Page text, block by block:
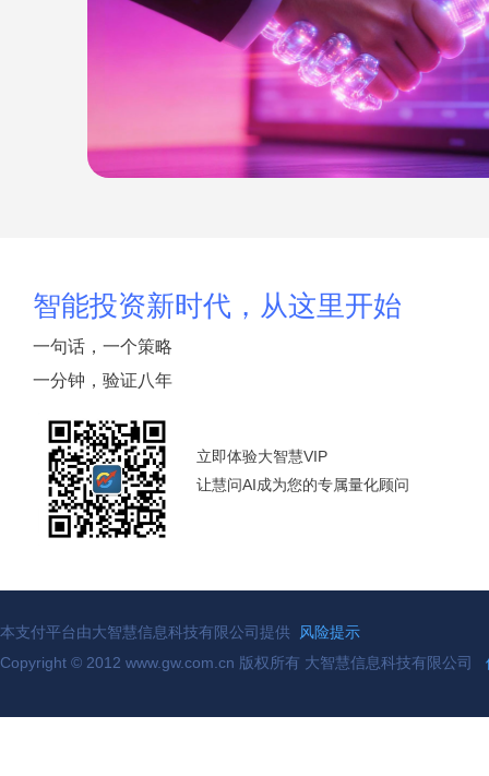
智能投资新时代，从这里开始
一句话，一个策略
一分钟，验证八年
立即体验大智慧VIP
让慧问AI成为您的专属量化顾问
本支付平台由大智慧信息科技有限公司提供
风险提示
Copyright © 2012 www.gw.com.cn 版权所有 大智慧信息科技有限公司